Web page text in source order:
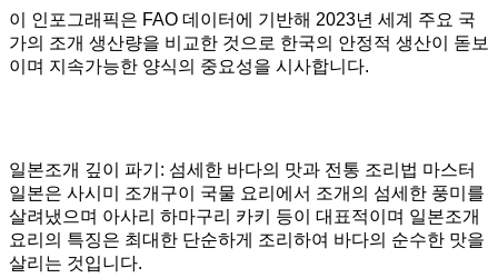
이 인포그래픽은 FAO 데이터에 기반해 2023년 세계 주요 국
가의 조개 생산량을 비교한 것으로 한국의 안정적 생산이 돋보
이며 지속가능한 양식의 중요성을 시사합니다.
일본조개 깊이 파기: 섬세한 바다의 맛과 전통 조리법 마스터
일본은 사시미 조개구이 국물 요리에서 조개의 섬세한 풍미를
살려냈으며 아사리 하마구리 카키 등이 대표적이며 일본조개
요리의 특징은 최대한 단순하게 조리하여 바다의 순수한 맛을
살리는 것입니다.